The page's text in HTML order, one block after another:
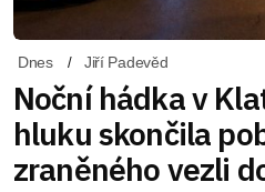
Dnes Jiří Padevěd
Noční hádka v
hluku skončila
zraněného vezli